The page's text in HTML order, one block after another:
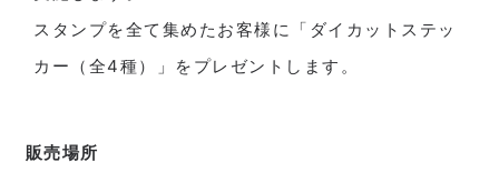
スタンプを全て集めたお客様に「ダイカットステッ
カー（全4種）」をプレゼントします。
販売場所